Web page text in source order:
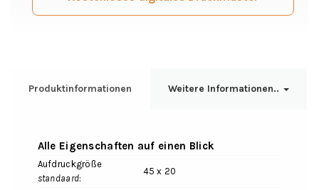
Produktinformationen Weitere Informationen..
Alle Eigenschaften auf einen Blick
Aufdruckgröße
standaard:
45 x 20